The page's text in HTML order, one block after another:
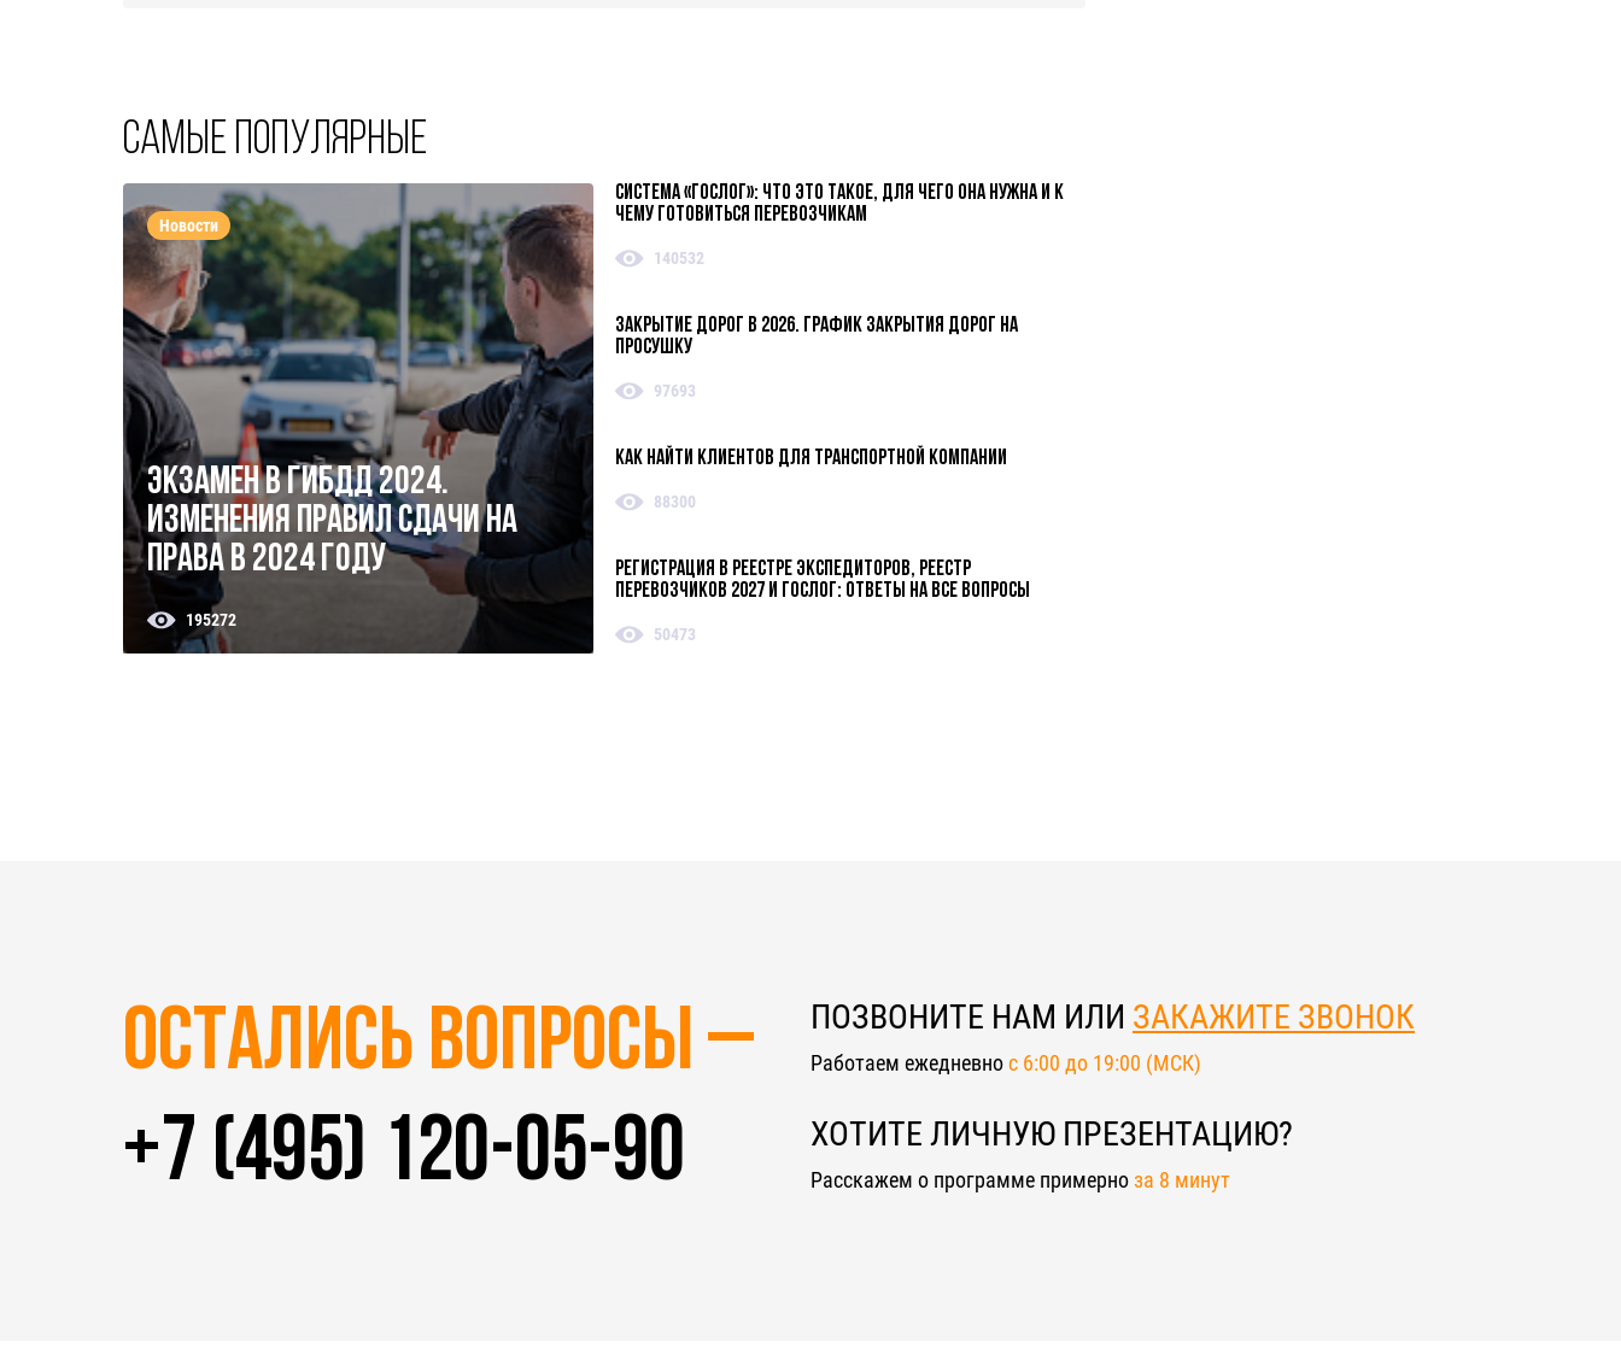
Самые популярные
Новости
Экзамен в ГИБДД 2024.
Изменения правил сдачи на
права в 2024 году
195272
Система «ГосЛог»: что это такое, для чего она нужна и к
чему готовиться перевозчикам
140532
Закрытие дорог в 2026. График закрытия дорог на
просушку
97693
Как найти клиентов для транспортной компании
88300
Регистрация в реестре экспедиторов, реестр
перевозчиков 2027 и ГосЛог: ответы на все вопросы
50473
Остались вопросы –
+7 (495) 120-05-90
ПОЗВОНИТЕ НАМ ИЛИ ЗАКАЖИТЕ ЗВОНОК
Работаем ежедневноc 6:00 до 19:00 (МСК)
ХОТИТЕ ЛИЧНУЮ ПРЕЗЕНТАЦИЮ?
Расскажем о программе примерноза 8 минут